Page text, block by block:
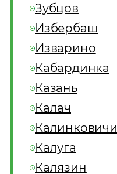
Зубцов
Избербаш
Изварино
Кабардинка
Казань
Калач
Калинковичи
Калуга
Калязин